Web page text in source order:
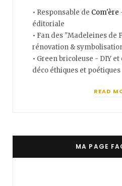
• Responsable de Com'ère
éditoriale
• Fan des "Madeleines de
rénovation &
• Green bricoleuse - DIY
déco éthiques et poétiques
READ
MA PAGE